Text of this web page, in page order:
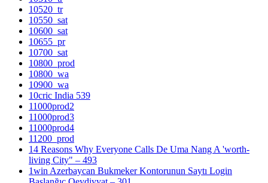
10520_tr
10550_sat
10600_sat
10655_pr
10700_sat
10800_prod
10800_wa
10900_wa
10cric India 539
11000prod2
11000prod3
11000prod4
11200_prod
14 Reasons Why Everyone Calls De Uma Nang A 'worth-
living City" – 493
1win Azerbaycan Bukmeker Kontorunun Saytı Login